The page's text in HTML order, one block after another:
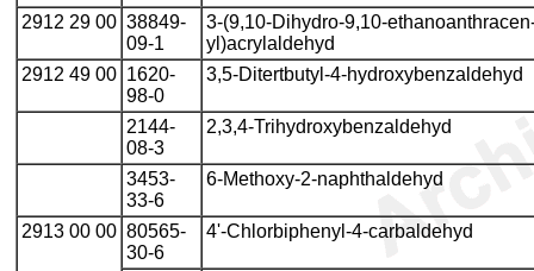
2912 29 00 38849-
09-1
3-(9,10-Dihydro-9,10-
yl)acrylaldehyd
2912 49 00 1620-
98-0
3,5-Ditertbutyl-4-hydroxybenzaldehyd
2144-
08-3
2,3,4-Trihydroxybenzaldehyd
3453-
33-6
6-Methoxy-2-naphthaldehyd
2913 00 00 80565-
30-6
4'-Chlorbiphenyl-4-carbaldehyd